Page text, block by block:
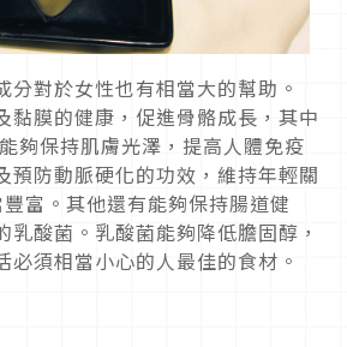
分對於女性也有相當大的幫助。
黏膜的健康，促進骨骼成長，其中
夠保持肌膚光澤，提高人體免疫
預防動脈硬化的功效，維持年輕關
富。其他還有能夠保持腸道健
乳酸菌。乳酸菌能夠降低膽固醇，
必須相當小心的人最佳的食材。